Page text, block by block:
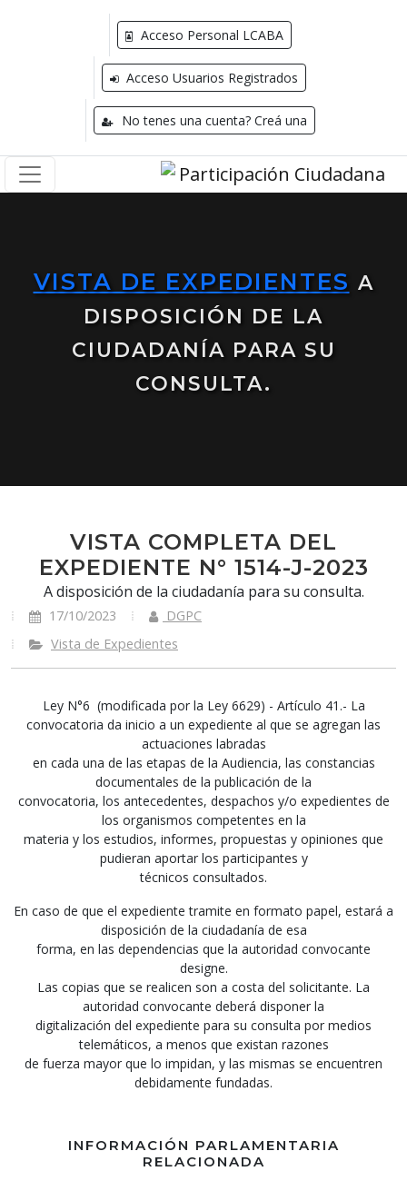
Acceso Personal LCABA
Acceso Usuarios Registrados
No tenes una cuenta? Creá una
VISTA DE EXPEDIENTES A
DISPOSICIÓN DE LA
CIUDADANÍA PARA SU
CONSULTA.
VISTA COMPLETA DEL
EXPEDIENTE N° 1514-J-2023
A disposición de la ciudadanía para su consulta.
17/10/2023
DGPC
Vista de Expedientes
Ley N°6 (modificada por la Ley 6629) - Artículo 41.- La
convocatoria da inicio a un expediente al que se agregan las
actuaciones labradas
en cada una de las etapas de la Audiencia, las constancias
documentales de la publicación de la
convocatoria, los antecedentes, despachos y/o expedientes de
los organismos competentes en la
materia y los estudios, informes, propuestas y opiniones que
pudieran aportar los participantes y
técnicos consultados.
En caso de que el expediente tramite en formato papel, estará a
disposición de la ciudadanía de esa
forma, en las dependencias que la autoridad convocante
designe.
Las copias que se realicen son a costa del solicitante. La
autoridad convocante deberá disponer la
digitalización del expediente para su consulta por medios
telemáticos, a menos que existan razones
de fuerza mayor que lo impidan, y las mismas se encuentren
debidamente fundadas.
INFORMACIÓN PARLAMENTARIA
RELACIONADA